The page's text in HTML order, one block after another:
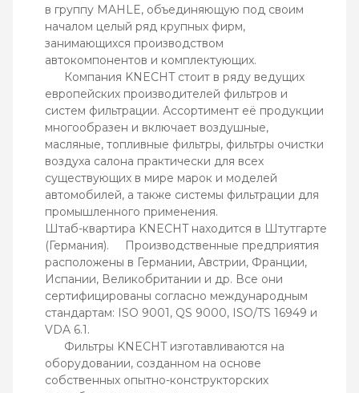
в группу MAHLE, объединяющую под своим
началом целый ряд крупных фирм,
занимающихся производством
автокомпонентов и комплектующих.
Компания KNECHT стоит в ряду ведущих
европейских производителей фильтров и
систем фильтрации. Ассортимент её продукции
многообразен и включает воздушные,
масляные, топливные фильтры, фильтры очистки
воздуха салона практически для всех
существующих в мире марок и моделей
автомобилей, а также системы фильтрации для
промышленного применения.
Штаб-квартира KNECHT находится в Штутгарте
(Германия). Производственные предприятия
расположены в Германии, Австрии, Франции,
Испании, Великобритании и др. Все они
сертифицированы согласно международным
стандартам: ISO 9001, QS 9000, ISO/TS 16949 и
VDA 6.1.
Фильтры KNECHT изготавливаются на
оборудовании, созданном на основе
собственных опытно-конструкторских